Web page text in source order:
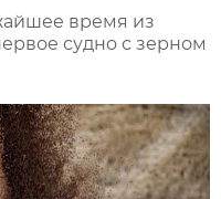
время из
судно с зерном